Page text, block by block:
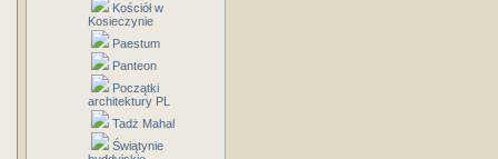
Kościół w
Kosieczynie
Paestum
Panteon
Początki
architektury PL
Tadż Mahal
Świątynie